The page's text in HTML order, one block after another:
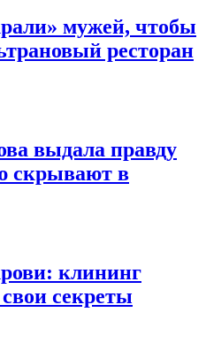
мужей, чтобы
ресторан
выдала правду
скрывают в
клининг
секреты